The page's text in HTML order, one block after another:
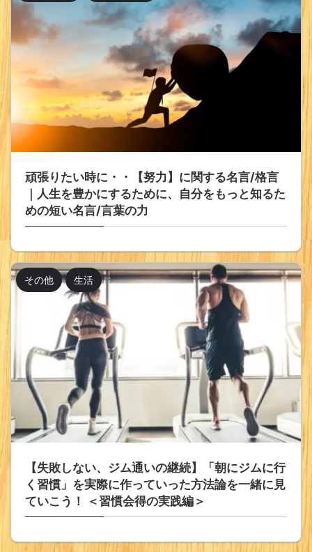
頑張りたい時に・・【努力】に関する名言/格言
｜人生を豊かにするために、自分をもっと知るた
めの短い名言/言葉の力
その他 生活
【失敗しない、ジム通いの継続】「朝にジムに行
く習慣」を実際に作っていった方法論を一緒に見
ていこう！ ＜習慣会得の実践編＞